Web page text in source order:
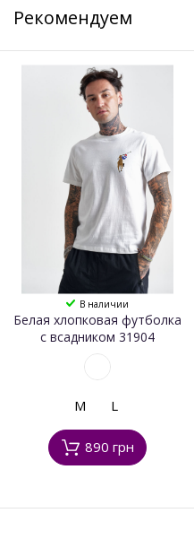
Рекомендуем
В наличии
Белая хлопковая футболка
с всадником 31904
M L
890 грн